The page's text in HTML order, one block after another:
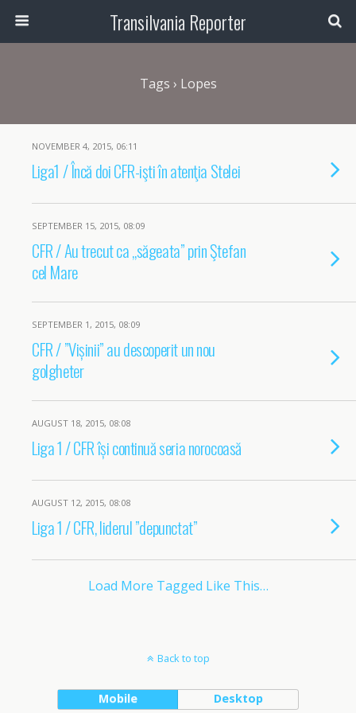
Transilvania Reporter
Tags › Lopes
NOVEMBER 4, 2015, 06:11
Liga1 / Încă doi CFR-işti în atenţia Stelei
SEPTEMBER 15, 2015, 08:09
CFR / Au trecut ca „săgeata” prin Ştefan
cel Mare
SEPTEMBER 1, 2015, 08:09
CFR / ”Vișinii” au descoperit un nou
golgheter
AUGUST 18, 2015, 08:08
Liga 1 / CFR își continuă seria norocoasă
AUGUST 12, 2015, 08:08
Liga 1 / CFR, liderul ”depunctat”
Load More Tagged Like This…
Back to top
Mobile Desktop